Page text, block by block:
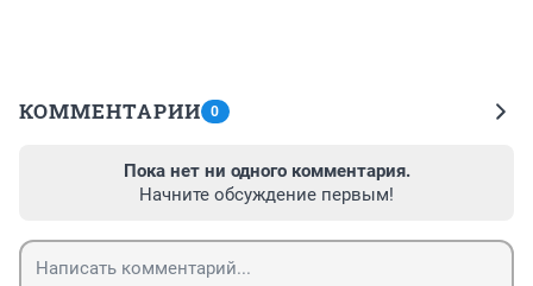
КОММЕНТАРИИ 0
Пока нет ни одного комментария.
Начните обсуждение первым!